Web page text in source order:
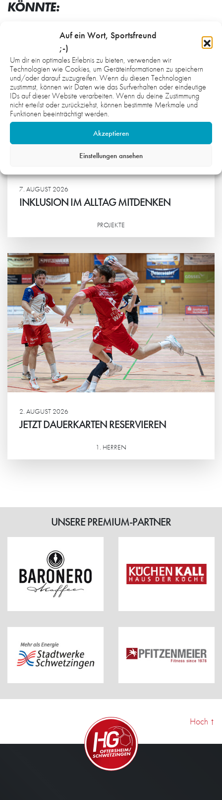
Auf ein Wort, Sportsfreund
;-)
Um dir ein optimales Erlebnis zu bieten, verwenden wir
Technologien wie Cookies, um Geräteinformationen zu speichern
und/oder darauf zuzugreifen. Wenn du diesen Technologien
zustimmst, können wir Daten wie das Surfverhalten oder eindeutige
IDs auf dieser Website verarbeiten. Wenn du deine Zustimmung
nicht erteilst oder zurückziehst, können bestimmte Merkmale und
Funktionen beeinträchtigt werden.
Akzeptieren
Einstellungen ansehen
KÖNNTE:
7. AUGUST 2026
INKLUSION IM ALLTAG MITDENKEN
PROJEKTE
2. AUGUST 2026
JETZT DAUERKARTEN RESERVIEREN
1. HERREN
UNSERE PREMIUM-PARTNER
Hoch ↑